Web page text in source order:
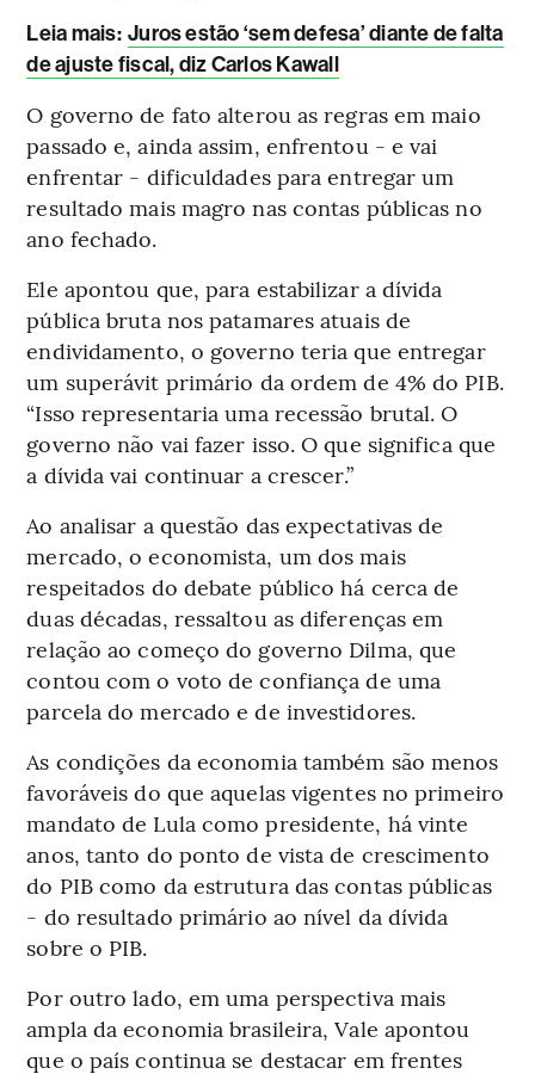
Leia mais: Juros estão ‘sem defesa’ diante de falta
de ajuste fiscal, diz Carlos Kawall
O governo de fato alterou as regras em maio
passado e, ainda assim, enfrentou - e vai
enfrentar - dificuldades para entregar um
resultado mais magro nas contas públicas no
ano fechado.
Ele apontou que, para estabilizar a dívida
pública bruta nos patamares atuais de
endividamento, o governo teria que entregar
um superávit primário da ordem de 4% do PIB.
“Isso representaria uma recessão brutal. O
governo não vai fazer isso. O que significa que
a dívida vai continuar a crescer.”
Ao analisar a questão das expectativas de
mercado, o economista, um dos mais
respeitados do debate público há cerca de
duas décadas, ressaltou as diferenças em
relação ao começo do governo Dilma, que
contou com o voto de confiança de uma
parcela do mercado e de investidores.
As condições da economia também são menos
favoráveis do que aquelas vigentes no primeiro
mandato de Lula como presidente, há vinte
anos, tanto do ponto de vista de crescimento
do PIB como da estrutura das contas públicas
- do resultado primário ao nível da dívida
sobre o PIB.
Por outro lado, em uma perspectiva mais
ampla da economia brasileira, Vale apontou
que o país continua se destacar em frentes